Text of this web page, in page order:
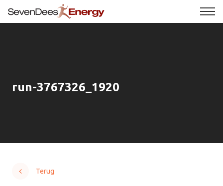
run-3767326_1920
Terug